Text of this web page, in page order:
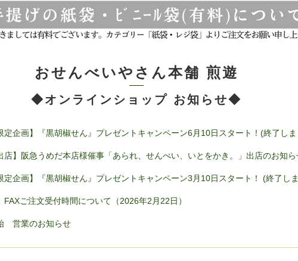
おせんべいやさん本舗 煎遊
◆オンラインショップ お知らせ◆
定企画】『黒胡椒せん』プレゼントキャンペーン6月10日スタート！(終了し
店】阪急うめだ本店様催事「あられ、せんべい、いとをかき。」出店のお知ら
定企画】『黒胡椒せん』プレゼントキャンペーン3月10日スタート！ (終了し
FAXご注文受付時間について（2026年2月22日）
営業のお知らせ